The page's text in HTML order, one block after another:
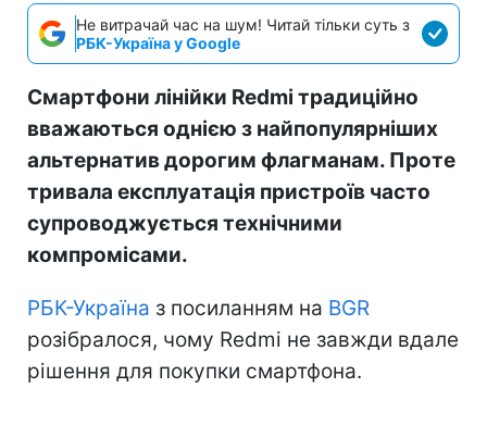
Не витрачай час на шум! Читай тільки суть з
РБК-Україна у Google
Смартфони лінійки Redmi традиційно
вважаються однією з найпопулярніших
альтернатив дорогим флагманам. Проте
тривала експлуатація пристроїв часто
супроводжується технічними
компромісами.
РБК-Україна з посиланням на BGR
розібралося, чому Redmi не завжди вдале
рішення для покупки смартфона.